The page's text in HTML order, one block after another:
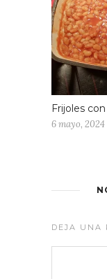
Frijoles
6 mayo, 2024
DEJA UNA